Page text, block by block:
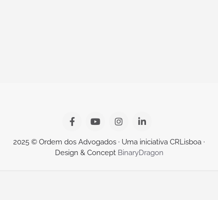
2025 © Ordem dos Advogados · Uma iniciativa CRLisboa ·
Design & Concept BinaryDragon